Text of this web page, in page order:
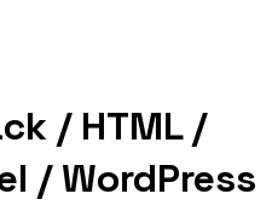
/ HTML /
/ WordPress